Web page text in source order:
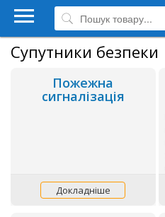
Супутники безпеки
Пожежна
сигналізація
Докладніше